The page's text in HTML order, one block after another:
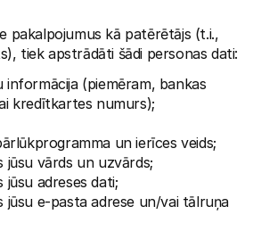
pakalpojumus kā patērētājs (t.i.,
tiek apstrādāti šādi personas dati:
informācija (piemēram, bankas
kredītkartes numurs);
un ierīces veids;
jūsu vārds un uzvārds;
jūsu adreses dati;
jūsu e-pasta adrese un/vai tālruņa